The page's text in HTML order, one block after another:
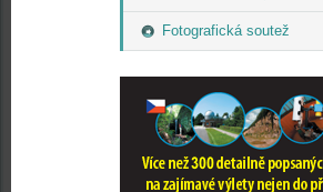
Fotografická soutež